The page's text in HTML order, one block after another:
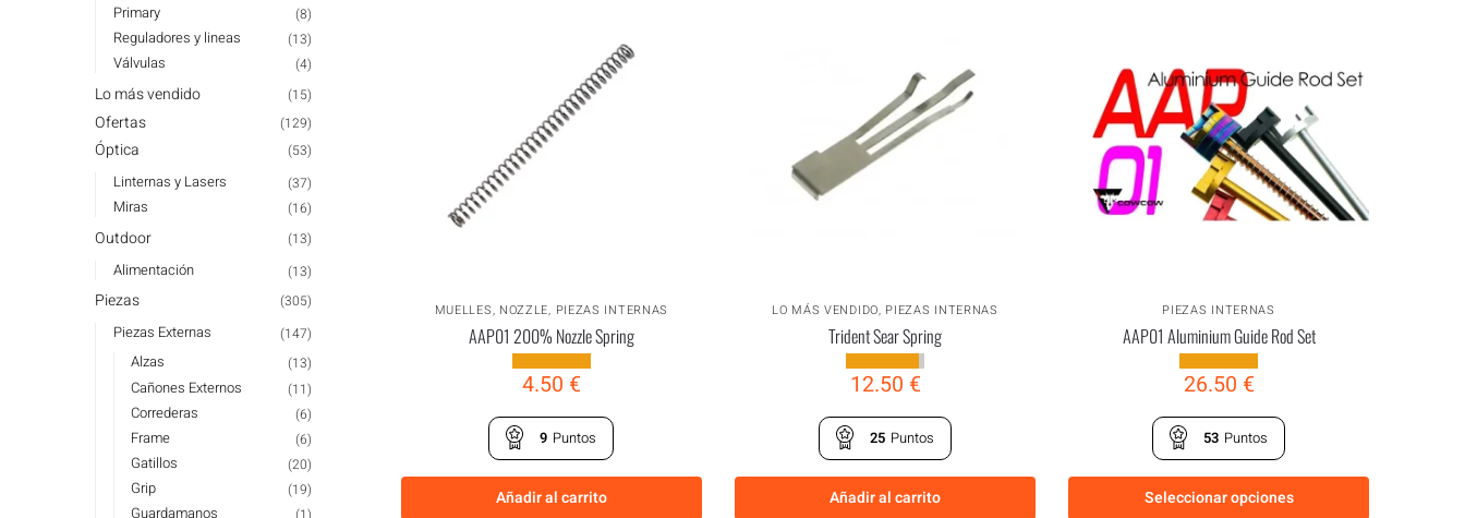
MUELLES, NOZZLE, PIEZAS INTERNAS
AAP01 200% Nozzle Spring
4.50 €
9 Puntos
Añadir al carrito
LO MÁS VENDIDO, PIEZAS INTERNAS
Trident Sear Spring
12.50 €
25 Puntos
Añadir al carrito
PIEZAS INTERNAS
AAP01 Aluminium Guide Rod Set
26.50 €
53 Puntos
Seleccionar opciones
Primary (8)
Reguladores y lineas (13)
Válvulas (4)
Lo más vendido (15)
Ofertas (129)
Óptica (53)
Linternas y Lasers (37)
Miras (16)
Outdoor (13)
Alimentación (13)
Piezas (305)
Piezas Externas (147)
Alzas (13)
Cañones Externos (11)
Correderas (6)
Frame (6)
Gatillos (20)
Grip (19)
Guardamanos